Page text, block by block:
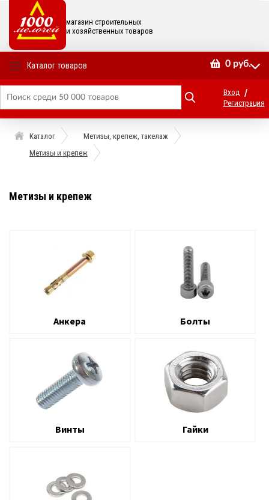
магазин строительных
и хозяйственных товаров
Каталог товаров 0 руб.
Вход /
Регистрация
Каталог
Метизы, крепеж, такелаж
Метизы и крепеж
Метизы и крепеж
Анкера Болты
Винты Гайки